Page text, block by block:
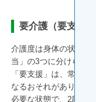
要介護（要支援）
介護度は身体の状態で
当」の3つに分けられま
「要支援」は、常時介
なるおそれがあり、家
必要な状態で、2段階